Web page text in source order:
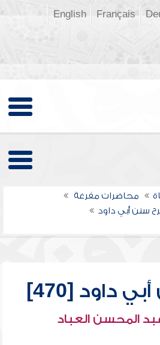
Français
English
محاضرات مفرغة
سنن أبي داود
داود [470]
المحسن العباد